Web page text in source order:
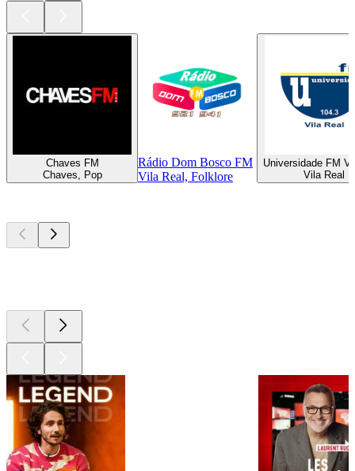
Chaves FM
Chaves, Pop
Rádio Dom Bosco FM
Vila Real, Folklore
Universidade FM
Vila Real